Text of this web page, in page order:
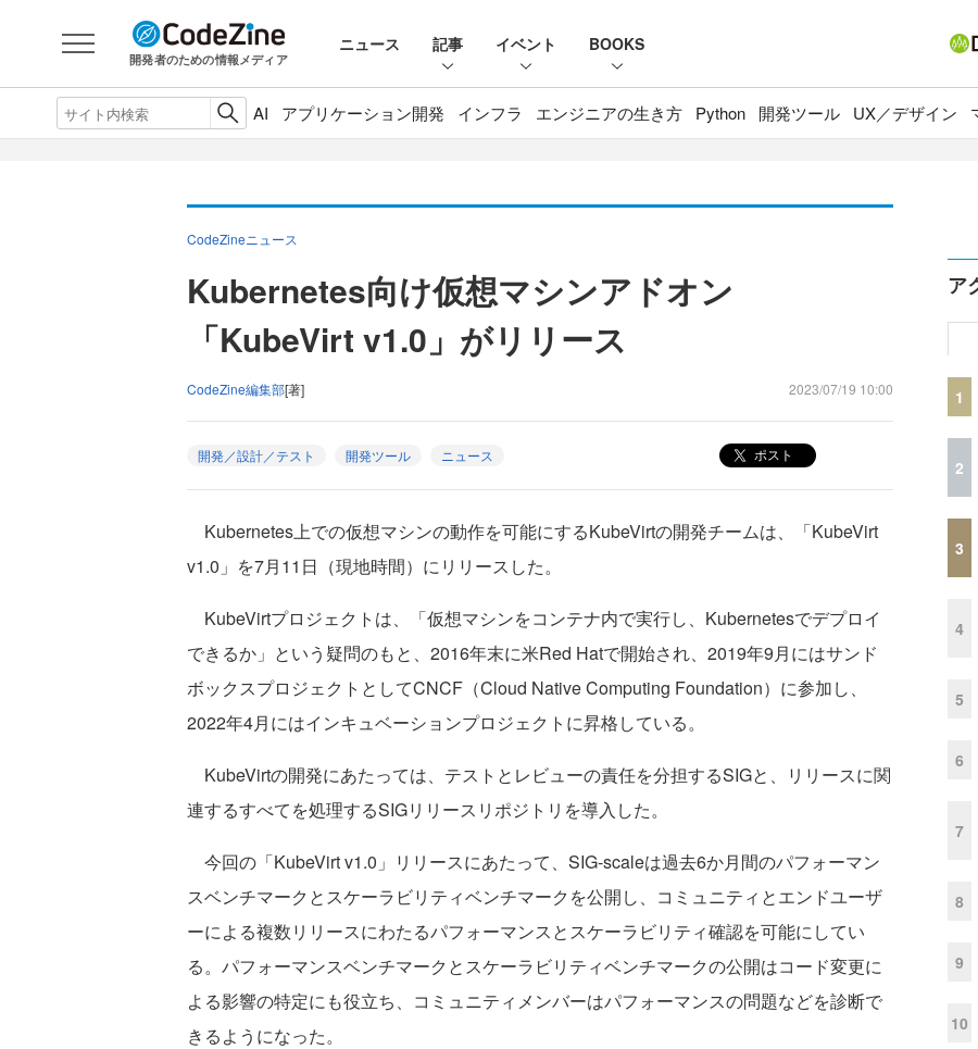
開発者のための情報メディア
ニュース 記事 イベント BOOKS
AI アプリケーション開発 インフラ エンジニアの生き方 Python 開発ツール UX／デザイン
CodeZineニュース
Kubernetes向け仮想マシンアドオン
「KubeVirt v1.0」がリリース
CodeZine編集部[著] 2023/07/19 10:00
開発／設計／テスト 開発ツール ニュース ポスト
Kubernetes上での仮想マシンの動作を可能にするKubeVirtの開発チームは、「KubeVirt
v1.0」を7月11日（現地時間）にリリースした。
KubeVirtプロジェクトは、「仮想マシンをコンテナ内で実行し、Kubernetesでデプロイ
できるか」という疑問のもと、2016年末に米Red Hatで開始され、2019年9月にはサンド
ボックスプロジェクトとしてCNCF（Cloud Native Computing Foundation）に参加し、
2022年4月にはインキュベーションプロジェクトに昇格している。
KubeVirtの開発にあたっては、テストとレビューの責任を分担するSIGと、リリースに関
連するすべてを処理するSIGリリースリポジトリを導入した。
今回の「KubeVirt v1.0」リリースにあたって、SIG-scaleは過去6か月間のパフォーマン
スベンチマークとスケーラビリティベンチマークを公開し、コミュニティとエンドユーザ
ーによる複数リリースにわたるパフォーマンスとスケーラビリティ確認を可能にしてい
る。パフォーマンスベンチマークとスケーラビリティベンチマークの公開はコード変更に
よる影響の特定にも役立ち、コミュニティメンバーはパフォーマンスの問題などを診断で
きるようになった。
ア
1
2
3
4
5
6
7
8
9
10